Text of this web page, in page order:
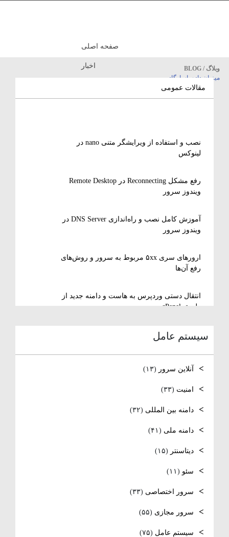
وبلاگ / BLOG
میزبان داده پاسارگاد
صفحه اصلی
اخبار
مقالات عمومی
نصب و استفاده از ویرایشگر متنی nano در
لینوکس
رفع مشکل Reconnecting در Remote Desktop
ویندوز سرور
آموزش کامل نصب و راه‌اندازی DNS Server در
ویندوز سرور
ارورهای سری ۵xx مربوط به سرور و روش‌های
رفع آن‌ها
انتقال دستی وردپرس به هاست و دامنه جدید از
طریق cPanel
Windows Server
سیستم عامل
آنلاین سرور (۱۳)
امنیت(۳۳)
دامنه بین المللی(۳۲)
دامنه ملی(۴۱)
دیتاسنتر(۱۵)
سئو(۱۱)
سرور اختصاصی(۳۳)
سرور مجازی(۵۵)
سیستم عامل(۷۵)